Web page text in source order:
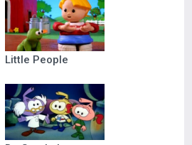
Little People